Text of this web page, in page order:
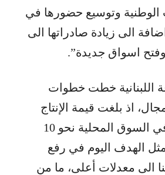
الوطنية وتوسيع حضورها في
الى زيادة صادراتها الى
وفتح اسواق جديدة”.
اللبنانية خطت خطوات
اذ بلغت قيمة الإنتاج
الصناعي الوطني في السوق المحلية نحو 10
الهدف اليوم في رفع
الى معدلات أعلى، ما من